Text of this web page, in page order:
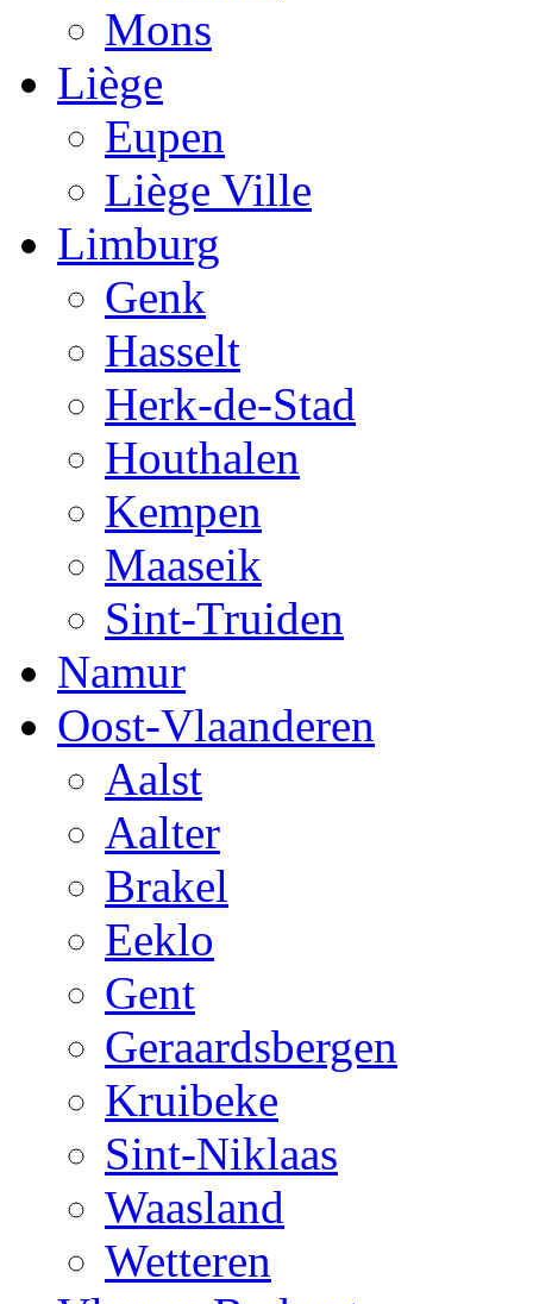
Mons
Liège
Eupen
Liège Ville
Limburg
Genk
Hasselt
Herk-de-Stad
Houthalen
Kempen
Maaseik
Sint-Truiden
Namur
Oost-Vlaanderen
Aalst
Aalter
Brakel
Eeklo
Gent
Geraardsbergen
Kruibeke
Sint-Niklaas
Waasland
Wetteren